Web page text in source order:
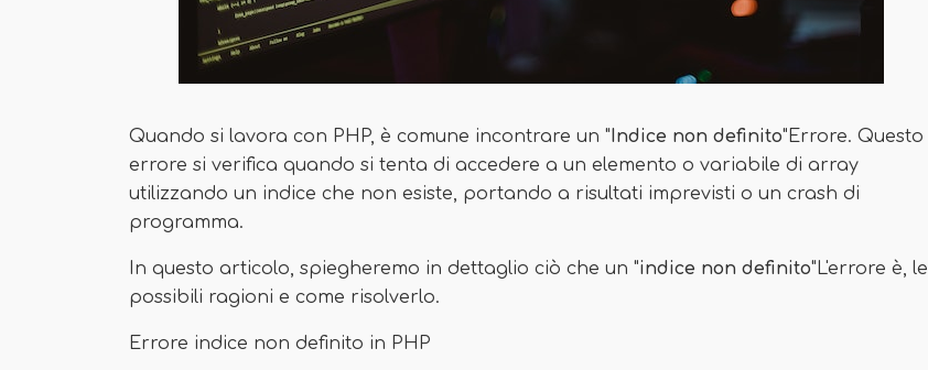
Quando si lavora con PHP, è comune incontrare un "Indice non definito"Errore. Questo
errore si verifica quando si tenta di accedere a un elemento o variabile di array
utilizzando un indice che non esiste, portando a risultati imprevisti o un crash di
programma.
In questo articolo, spiegheremo in dettaglio ciò che un "indice non definito"L'errore è, le
possibili ragioni e come risolverlo.
Errore indice non definito in PHP